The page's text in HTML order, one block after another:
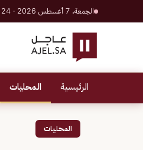
الجمعة، 7 أغسطس 2026 · 24 صفر 1448 هـ
الرئيسية المحليات
المحليات